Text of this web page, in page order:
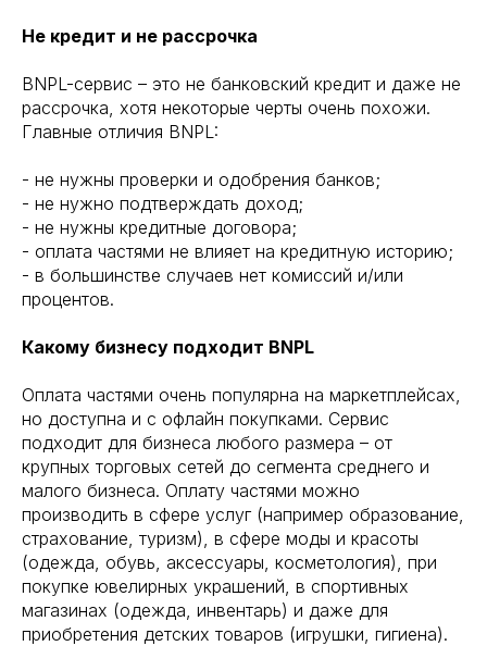
Не кредит и не рассрочка
BNPL-сервис – это не банковский кредит и даже не
рассрочка, хотя некоторые черты очень похожи.
Главные отличия BNPL:
- не нужны проверки и одобрения банков;
- не нужно подтверждать доход;
- не нужны кредитные договора;
- оплата частями не влияет на кредитную историю;
- в большинстве случаев нет комиссий и/или
процентов.
Какому бизнесу подходит BNPL
Оплата частями очень популярна на маркетплейсах,
но доступна и с офлайн покупками. Сервис
подходит для бизнеса любого размера – от
крупных торговых сетей до сегмента среднего и
малого бизнеса. Оплату частями можно
производить в сфере услуг (например образование,
страхование, туризм), в сфере моды и красоты
(одежда, обувь, аксессуары, косметология), при
покупке ювелирных украшений, в спортивных
магазинах (одежда, инвентарь) и даже для
приобретения детских товаров (игрушки, гигиена).